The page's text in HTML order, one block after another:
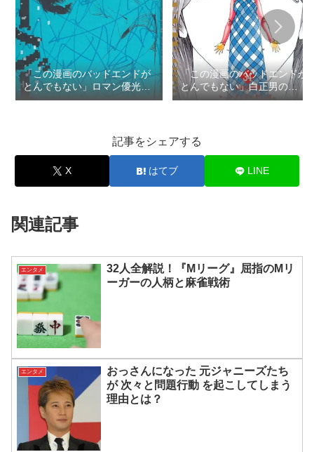
「この漫画のバッドエンドが
とんでもない」ロマン優光の
TOP3
「この漫画のバッドエンドが
とんでもない」白正男の
TOP3
記事をシェアする
X はてブ LINE
関連記事
エンタメ
32人全解説！『Mリーグ』屈指のMリ
ーガーの人柄と麻雀戦術
エンタメ
おっさんになった 元ジャニーズたち
が 次々と問題行動 を起こしてしまう
理由とは？